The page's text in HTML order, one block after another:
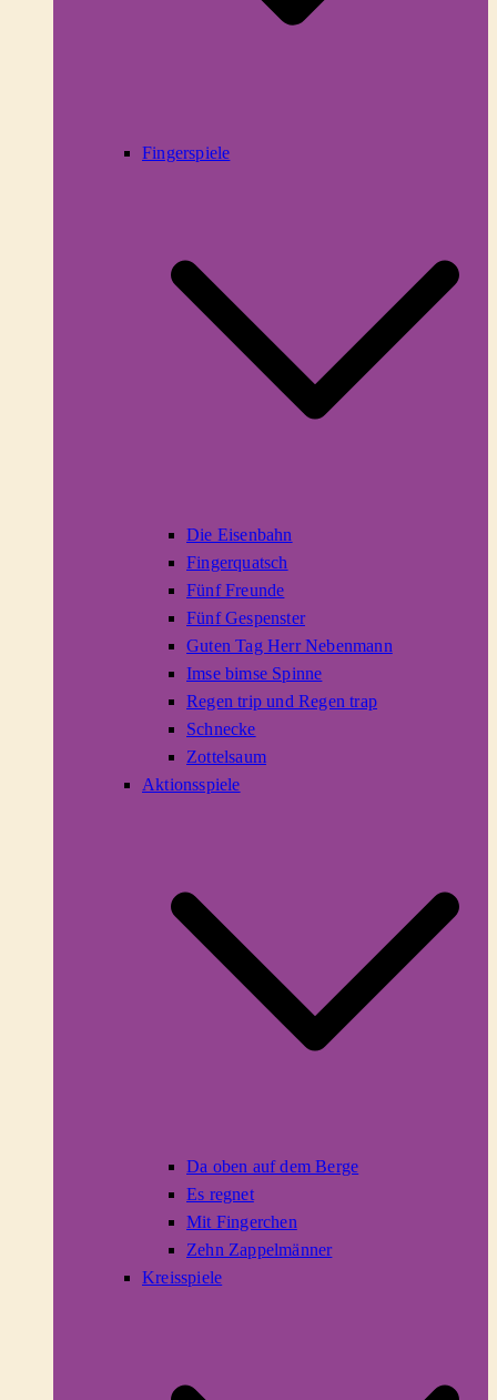
Fingerspiele
Die Eisenbahn
Fingerquatsch
Fünf Freunde
Fünf Gespenster
Guten Tag Herr Nebenmann
Imse bimse Spinne
Regen trip und Regen trap
Schnecke
Zottelsaum
Aktionsspiele
Da oben auf dem Berge
Es regnet
Mit Fingerchen
Zehn Zappelmänner
Kreisspiele